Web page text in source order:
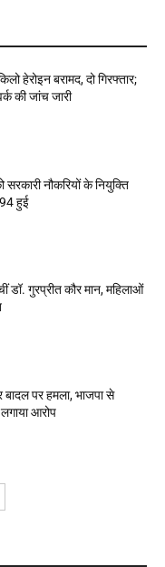
हेरोइन बरामद, दो गिरफ्तार;
की जांच जारी
नौकरियों के नियुक्ति
हुई
डॉ. गुरप्रीत कौर मान, महिलाओं
पर हमला, भाजपा से
आरोप